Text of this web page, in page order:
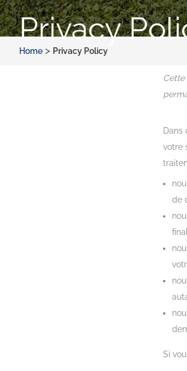
Privacy
Home > Privacy Policy
Cette
Dans
votre
de
Si